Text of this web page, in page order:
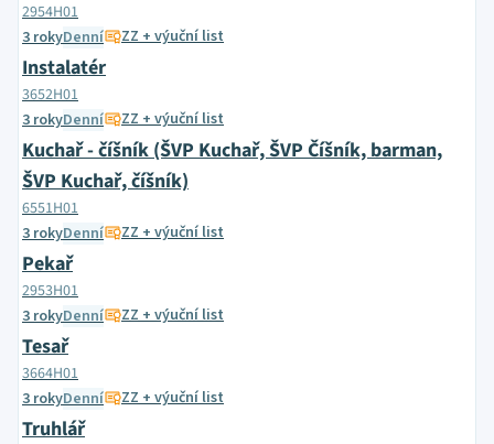
2954H01
3 rokyDenní ZZ + výuční list
Instalatér
3652H01
3 rokyDenní ZZ + výuční list
Kuchař - číšník (ŠVP Kuchař, ŠVP Číšník, barman,
ŠVP Kuchař, číšník)
6551H01
3 rokyDenní ZZ + výuční list
Pekař
2953H01
3 rokyDenní ZZ + výuční list
Tesař
3664H01
3 rokyDenní ZZ + výuční list
Truhlář